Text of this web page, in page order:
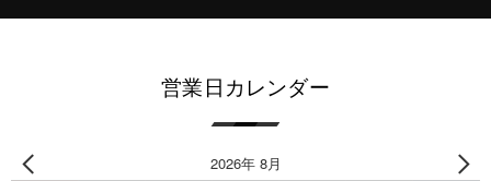
営業日カレンダー
2026年 8月